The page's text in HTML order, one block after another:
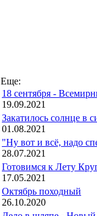
Еще:
18 сентября -
19.09.2021
Закатилось солнце в
01.08.2021
"Ну вот и всё, надо
28.07.2021
Готовимся к Лету
17.05.2021
Октябрь походный
26.10.2020